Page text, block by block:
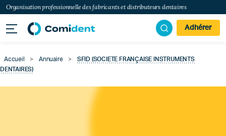
Organisation professionnelle des fabricants et distributeurs dentaires
Adhérer
Accueil > Annuaire >
SFID (SOCIETE FRANÇAISE INSTRUMENTS
DENTAIRES)